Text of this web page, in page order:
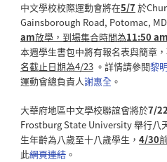
中文學校校際運動會將在5/7 於
Gainsborough Road, Potomac, MD
am放學，到場集合時間為11:50 am
本週學生書包中將有報名表與簡章
名截止日期為4/23。詳情請參閱黎
運動會總負責人謝惠全。
大華府地區中文學校聯誼會將於7/
Frostburg State University 舉行八
生年齡為八歲至十八歲學生， 4/30
此網頁連結。